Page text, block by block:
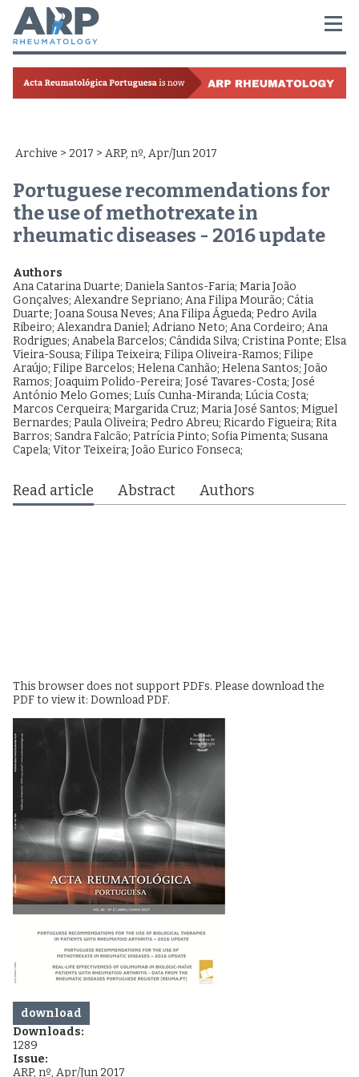
Archive > 2017 > ARP, nº, Apr/Jun 2017
Portuguese recommendations for
the use of methotrexate in
rheumatic diseases - 2016 update
Authors
Ana Catarina Duarte; Daniela Santos-Faria; Maria João
Gonçalves; Alexandre Sepriano; Ana Filipa Mourão; Cátia
Duarte; Joana Sousa Neves; Ana Filipa Águeda; Pedro Avila
Ribeiro; Alexandra Daniel; Adriano Neto; Ana Cordeiro; Ana
Rodrigues; Anabela Barcelos; Cândida Silva; Cristina Ponte; Elsa
Vieira-Sousa; Filipa Teixeira; Filipa Oliveira-Ramos; Filipe
Araújo; Filipe Barcelos; Helena Canhão; Helena Santos; João
Ramos; Joaquim Polido-Pereira; José Tavares-Costa; José
António Melo Gomes; Luís Cunha-Miranda; Lúcia Costa;
Marcos Cerqueira; Margarida Cruz; Maria José Santos; Miguel
Bernardes; Paula Oliveira; Pedro Abreu; Ricardo Figueira; Rita
Barros; Sandra Falcão; Patrícia Pinto; Sofia Pimenta; Susana
Capela; Vitor Teixeira; João Eurico Fonseca;
Read article Abstract Authors
This browser does not support PDFs. Please download the
PDF to view it: Download PDF.
download
Downloads:
1289
Issue:
ARP, nº, Apr/Jun 2017